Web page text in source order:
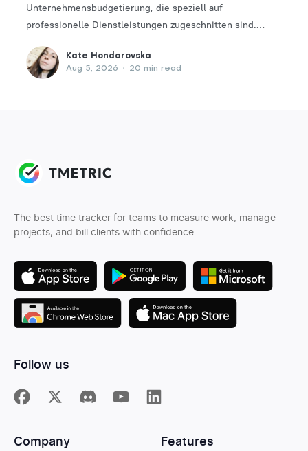
Unternehmensbudgetierung, die speziell auf
professionelle Dienstleistungen zugeschnitten sind.
und -verwaltungsprozesse zu optimieren.
Kate Hondarovska
Aug 5, 2026
• 20 min read
The best time tracker for teams to measure work, manage
projects, and bill clients with confidence
Follow us
Features
Company